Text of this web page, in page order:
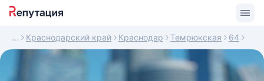
Краснодарский край Краснодар Темрюкская 64